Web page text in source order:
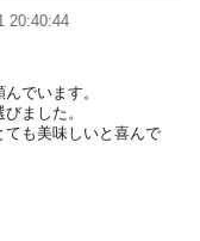
20:40:44
でいます。
ました。
も美味しいと喜んで